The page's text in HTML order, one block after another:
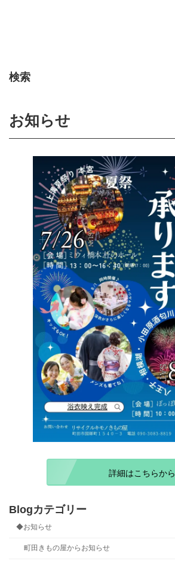
検索
お知らせ
詳細はこちらから
Blogカテゴリー
◆お知らせ
町田きもの屋からお知らせ